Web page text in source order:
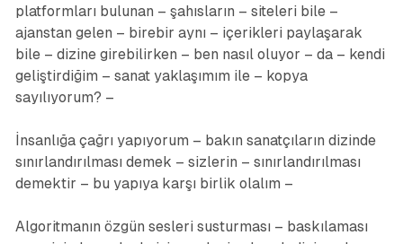
platformları bulunan – şahısların – siteleri bile –
ajanstan gelen – birebir aynı – içerikleri paylaşarak
bile – dizine girebilirken – ben nasıl oluyor – da – kendi
geliştirdiğim – sanat yaklaşımım ile – kopya
sayılıyorum? –
İnsanlığa çağrı yapıyorum – bakın sanatçıların dizinde
sınırlandırılması demek – sizlerin – sınırlandırılması
demektir – bu yapıya karşı birlik olalım –
Algoritmanın özgün sesleri susturması – baskılaması